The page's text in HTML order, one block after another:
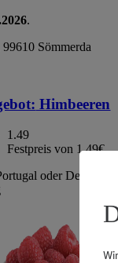
.
Sömmerda
Himbeeren
1.49
Festpreis von 1.49€
oder